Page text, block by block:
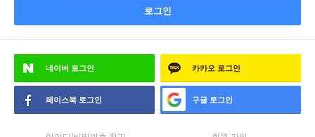
로그인
네이버 로그인 카카오 로그인
페이스북 로그인 구글 로그인